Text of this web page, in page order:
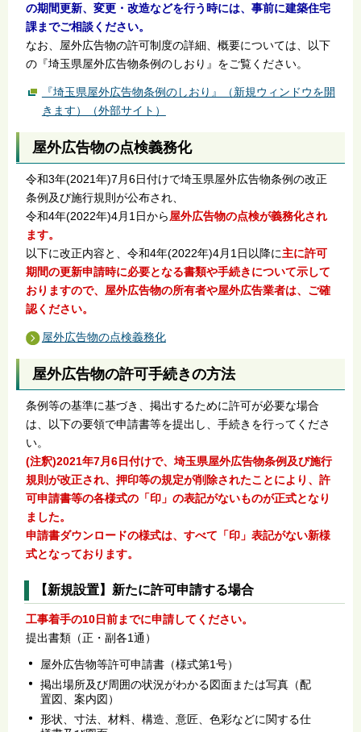
の期間更新、変更・改造などを行う時には、事前に建築住宅
課までご相談ください。
なお、屋外広告物の許可制度の詳細、概要については、以下
の『埼玉県屋外広告物条例のしおり』をご覧ください。
『埼玉県屋外広告物条例のしおり』（新規ウィンドウを開
きます）（外部サイト）
屋外広告物の点検義務化
令和3年(2021年)7月6日付けで埼玉県屋外広告物条例の改正
条例及び施行規則が公布され、
令和4年(2022年)4月1日から屋外広告物の点検が義務化され
ます。
以下に改正内容と、令和4年(2022年)4月1日以降に主に許可
期間の更新申請時に必要となる書類や手続きについて示して
おりますので、屋外広告物の所有者や屋外広告業者は、ご確
認ください。
屋外広告物の点検義務化
屋外広告物の許可手続きの方法
条例等の基準に基づき、掲出するために許可が必要な場合
は、以下の要領で申請書等を提出し、手続きを行ってくださ
い。
(注釈)2021年7月6日付けで、埼玉県屋外広告物条例及び施行
規則が改正され、押印等の規定が削除されたことにより、 許
可申請書等の各様式の「印」の表記がないものが正式となり
ました。
申請書ダウンロードの様式は、すべて「印」表記がない新様
式となっております。
【新規設置】新たに許可申請する場合
工事着手の10日前までに申請してください。
提出書類（正・副各1通）
屋外広告物等許可申請書（様式第1号）
掲出場所及び周囲の状況がわかる図面または写真（配
置図、案内図）
形状、寸法、材料、構造、意匠、色彩などに関する仕